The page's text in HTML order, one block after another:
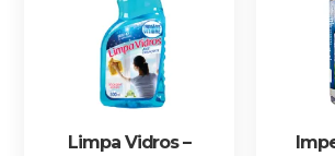
Limpa Vidros –